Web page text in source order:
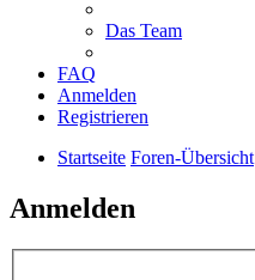
Das Team
FAQ
Anmelden
Registrieren
Startseite Foren-Übersicht
Anmelden